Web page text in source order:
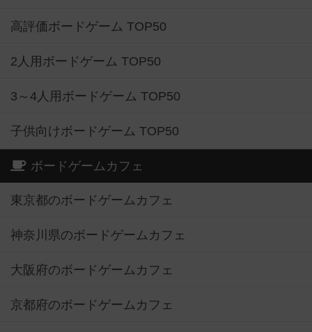
高評価ボードゲーム TOP50
2人用ボードゲーム TOP50
3～4人用ボードゲーム TOP50
子供向けボードゲーム TOP50
ボードゲームカフェ
東京都のボードゲームカフェ
神奈川県のボードゲームカフェ
大阪府のボードゲームカフェ
京都府のボードゲームカフェ